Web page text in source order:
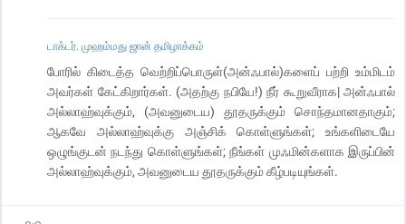
டாக்டர். முஹம்மது ஜான் தமிழாக்கம்
போரில் கிடைத்த வெற்றிப்பொருள்(அன்ஃபால்)களைப் பற்றி உம்மிடம்
அவர்கள் கேட்கிறார்கள். (அதற்கு நபியே!) நீர் கூறுவீராக| அன்ஃபால்
அல்லாஹ்வுக்கும், (அவனுடைய) தூதருக்கும் சொந்தமானதாகும்;
ஆகவே அல்லாஹ்வுக்கு அஞ்சிக் கொள்ளுங்கள்; உங்களிடையே
ஒழுங்குடன் நடந்து கொள்ளுங்கள்; நீங்கள் முஃமின்களாக இருப்பின்
அல்லாஹ்வுக்கும், அவனுடைய தூதருக்கும் கீழ்படியுங்கள்.